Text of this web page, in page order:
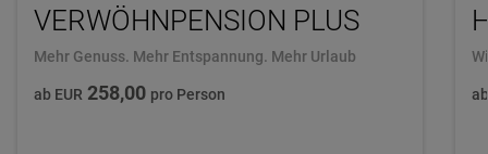
VERWÖHNPENSION PLUS
Mehr Genuss. Mehr Entspannung. Mehr Urlaub
ab EUR 258,00 pro Person ab